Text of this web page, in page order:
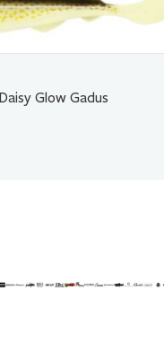
Glow Gadus